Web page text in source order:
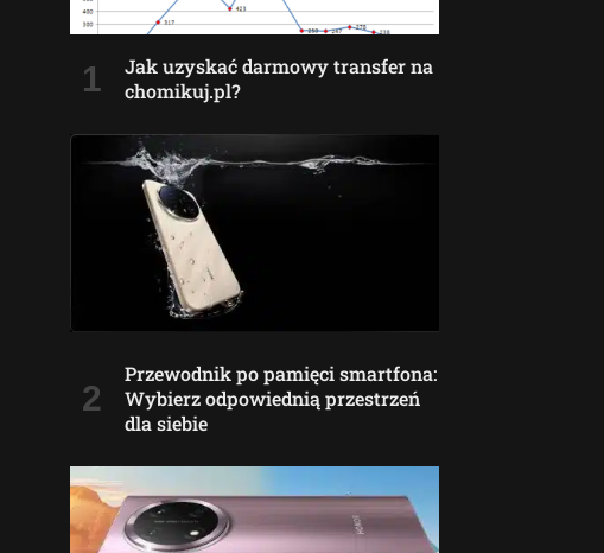
Jak uzyskać darmowy transfer na
chomikuj.pl?
Przewodnik po pamięci smartfona:
Wybierz odpowiednią przestrzeń
dla siebie